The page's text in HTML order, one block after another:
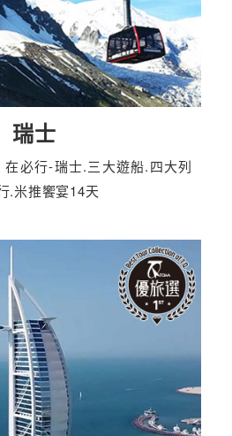
瑞士
在必行-瑞士.三大遊船.四大列
.米推饗宴14天